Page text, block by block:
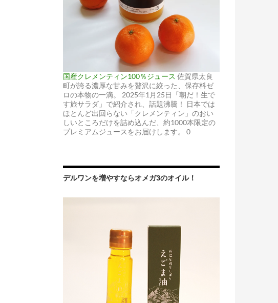
国産クレメンティン100％ジュース 佐賀県太良
町が誇る濃厚な甘みを贅沢に絞った、保存料ゼ
ロの本物の一滴。 2025年1月25日「朝だ！生で
す旅サラダ」で紹介され、話題沸騰！ 日本では
ほとんど出回らない「クレメンティン」のおい
しいところだけを詰め込んだ、約1000本限定の
プレミアムジュースをお届けします。 0
デルワンを増やすならオメガ3のオイル！